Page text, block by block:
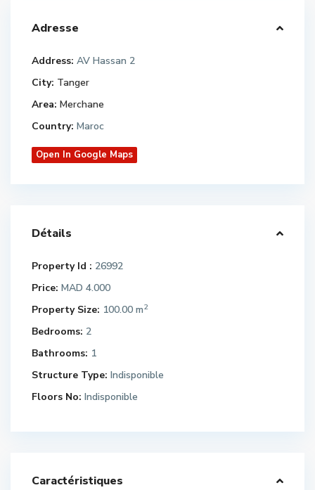
Adresse
Address: AV Hassan 2
City: Tanger
Area: Merchane
Country: Maroc
Open In Google Maps
Détails
Property Id : 26992
Price: MAD 4.000
Property Size: 100.00 m2
Bedrooms: 2
Bathrooms: 1
Structure Type: Indisponible
Floors No: Indisponible
Caractéristiques